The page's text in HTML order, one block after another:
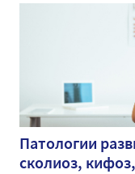
Патологии
сколиоз,